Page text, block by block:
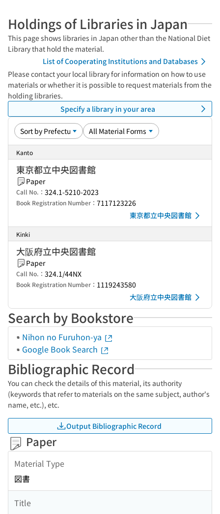
Holdings of Libraries in Japan
This page shows libraries in Japan other than the National Diet
Library that hold the material.
List of Cooperating Institutions and Databases
Please contact your local library for information on how to use
materials or whether it is possible to request materials from the
holding libraries.
Specify a library in your area
Kanto
東京都立中央図書館
Paper
Call No.： 324.1-5210-2023
Book Registration Number： 7117123226
東京都立中央図書館
Kinki
大阪府立中央図書館
Paper
Call No.： 324.1/44NX
Book Registration Number： 1119243580
大阪府立中央図書館
Search by Bookstore
Nihon no Furuhon-ya
Google Book Search
Bibliographic Record
You can check the details of this material, its authority
(keywords that refer to materials on the same subject, author's
name, etc.), etc.
Output Bibliographic Record
Paper
Material Type
図書
Title